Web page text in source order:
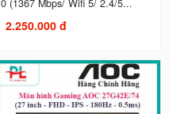
0 (1367 Mbps/ Wifi 5/ 2.4/5...
2.250.000 đ